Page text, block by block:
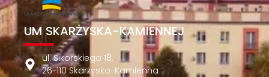
UM SKARŻYSKA-KAMIENNEJ
ul. Sikorskiego 18,
26-110 Skarżysko-Kamienna